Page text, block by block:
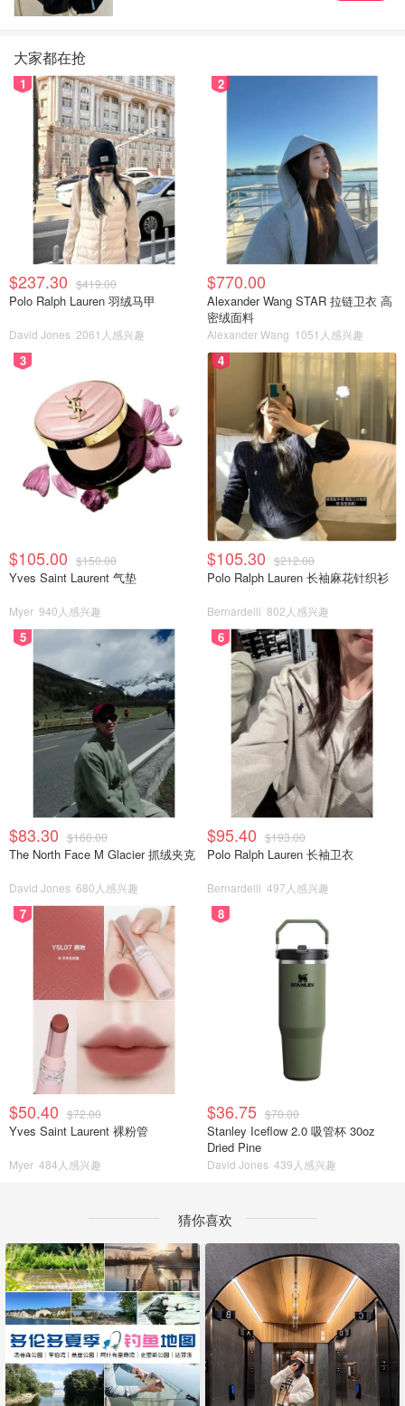
大家都在抢
1
$237.30 $419.00
Polo Ralph Lauren 羽绒马甲
David Jones 2061人感兴趣
2
$770.00
Alexander Wang STAR 拉链卫衣 高
密绒面料
Alexander Wang 1051人感兴趣
3
$105.00 $150.00
Yves Saint Laurent 气垫
Myer 940人感兴趣
4
$105.30 $212.00
Polo Ralph Lauren 长袖麻花针织衫
Bernardelli 802人感兴趣
5
$83.30 $160.00
The North Face M Glacier 抓绒夹克
David Jones 680人感兴趣
6
$95.40 $193.00
Polo Ralph Lauren 长袖卫衣
Bernardelli 497人感兴趣
7
$50.40 $72.00
Yves Saint Laurent 裸粉管
Myer 484人感兴趣
8
$36.75 $70.00
Stanley Iceflow 2.0 吸管杯 30oz
Dried Pine
David Jones 439人感兴趣
猜你喜欢